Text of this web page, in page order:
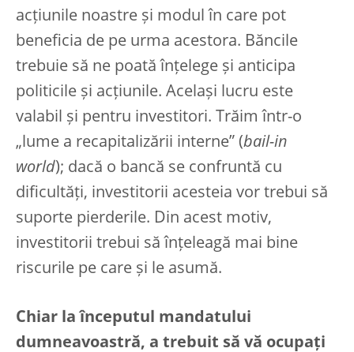
acțiunile noastre și modul în care pot
beneficia de pe urma acestora. Băncile
trebuie să ne poată înțelege și anticipa
politicile și acțiunile. Același lucru este
valabil și pentru investitori. Trăim într-o
„lume a recapitalizării interne” (bail-in
world); dacă o bancă se confruntă cu
dificultăți, investitorii acesteia vor trebui să
suporte pierderile. Din acest motiv,
investitorii trebui să înțeleagă mai bine
riscurile pe care și le asumă.
Chiar la începutul mandatului
dumneavoastră, a trebuit să vă ocupați